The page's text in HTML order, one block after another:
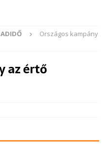
Országos kampány
az értő